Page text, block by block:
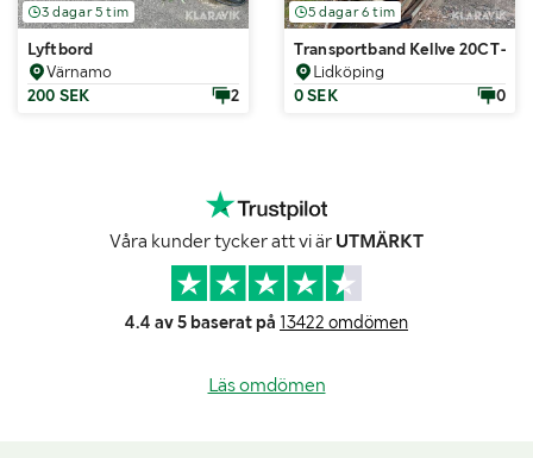
3 dagar 5 tim
Lyftbord
Värnamo
200 SEK
2
5 dagar 6 tim
Transportband Kellve 20CT-
Lidköping
0 SEK
0
Våra kunder tycker att vi är UTMÄRKT
4.4 av 5 baserat på 13422 omdömen
Läs omdömen